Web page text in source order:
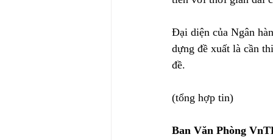
Đại diện của Ngân
dựng đề xuất là cần
đề.
(tổng hợp tin)
Ban Văn Phòng